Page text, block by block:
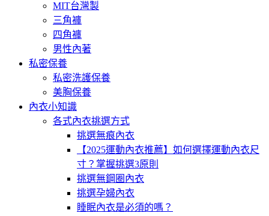
MIT台灣製
三角褲
四角褲
男性內著
私密保養
私密洗護保養
美胸保養
內衣小知識
各式內衣挑選方式
挑選無痕內衣
【2025運動內衣推薦】如何選擇運動內衣尺
寸？掌握挑選3原則
挑選無鋼圈內衣
挑選孕婦內衣
睡眠內衣是必須的嗎？